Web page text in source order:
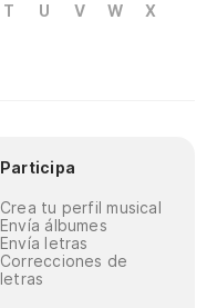
T U V W
X
Participa
Crea tu perfil musical
Envía álbumes
Envía letras
Correcciones de
letras